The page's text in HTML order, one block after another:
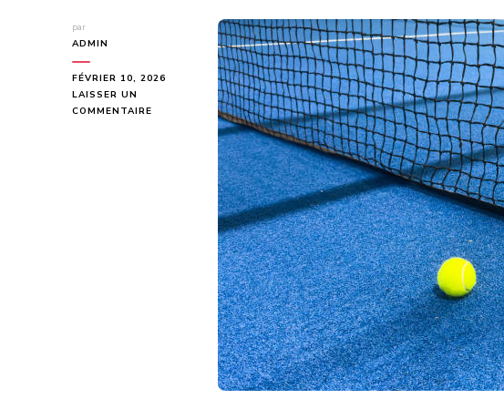
par
ADMIN
FÉVRIER 10, 2026
LAISSER UN
COMMENTAIRE
L’ACCESSIBILITÉ
CONSTRUCTION